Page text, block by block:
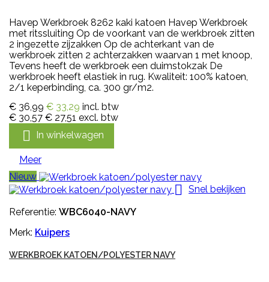
Havep Werkbroek 8262 kaki katoen Havep Werkbroek
met ritssluiting Op de voorkant van de werkbroek zitten
2 ingezette zijzakken Op de achterkant van de
werkbroek zitten 2 achterzakken waarvan 1 met knoop,
Tevens heeft de werkbroek een duimstokzak De
werkbroek heeft elastiek in rug. Kwaliteit: 100% katoen,
2/1 keperbinding, ca. 300 gr/m2.
€ 36,99 € 33,29 incl. btw
€ 30,57 € 27,51 excl. btw
 In winkelwagen
Meer
Nieuw
 Snel bekijken
Referentie: WBC6040-NAVY
Merk: Kuipers
WERKBROEK KATOEN/POLYESTER NAVY